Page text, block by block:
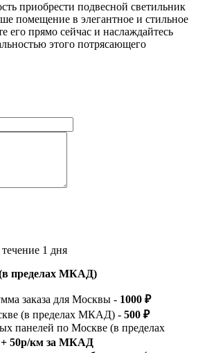
приобрести подвесной светильник
помещение в элегантное и стильное
его прямо сейчас и наслаждайтесь
этого потрясающего
1 дня
пределах МКАД)
заказа для Москвы - 1000 ₽
(в пределах МКАД) - 500 ₽
панелей по Москве (в пределах
+ 50р/км за МКАД